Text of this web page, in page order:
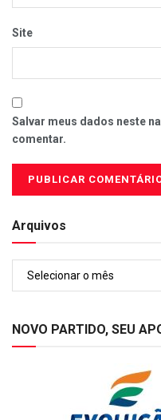
Site
Salvar meus dados neste
comentar.
Arquivos
Arquivos
NOVO PARTIDO, SEU